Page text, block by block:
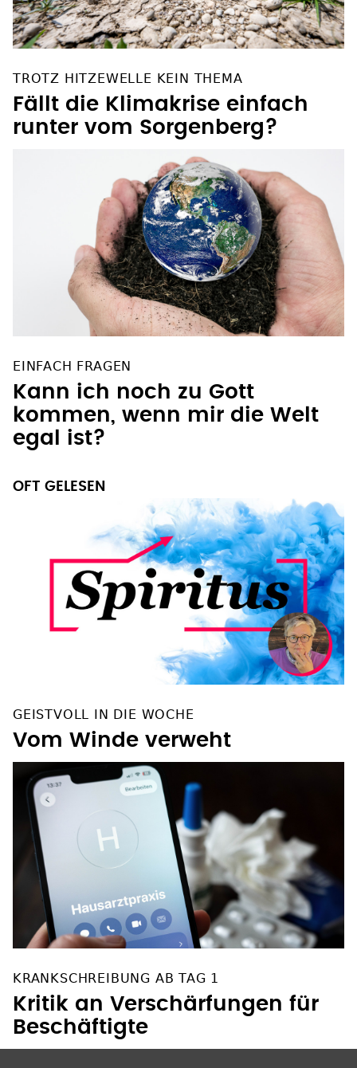
TROTZ HITZEWELLE KEIN THEMA
Fällt die Klimakrise einfach
runter vom Sorgenberg?
EINFACH FRAGEN
Kann ich noch zu Gott
kommen, wenn mir die Welt
egal ist?
GEISTVOLL IN DIE WOCHE
KRANKSCHREIBUNG AB TAG 1
Kritik an Verschärfungen für
Beschäftigte